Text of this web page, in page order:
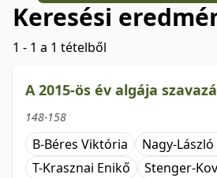
Keresési
1 - 1 a 1 tételből
A 2015-ös év algája
148-158
B-Béres Viktória
Nagy-
T-Krasznai Enikő
Stenger-